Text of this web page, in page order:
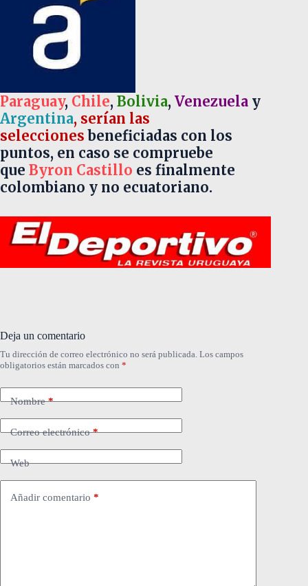
Paraguay, Chile, Bolivia, Venezuela y
Argentina, serían las
seleccionesbeneficiadas con los
puntos, en caso se compruebe
que Byron Castillo es finalmente
colombiano y no ecuatoriano.
Deja un comentario
Tu dirección de correo electrónico no será publicada. Los campos
obligatorios están marcados con *
Nombre*
Correo electrónico*
Web
Añadir comentario *